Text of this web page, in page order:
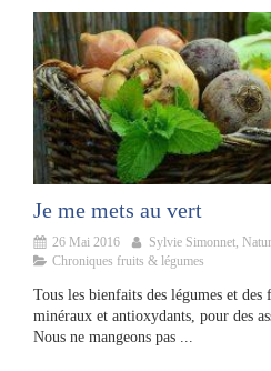
Je me mets au vert
26 Mai 2016
Sylvie Simonnet,
Chroniques fruits & légumes
Tous les bienfaits des légumes et
minéraux et antioxydants, pour des
Nous ne mangeons pas ...